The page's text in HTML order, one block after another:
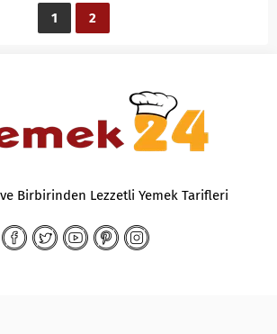
1 2
Birbirinden Lezzetli Yemek Tarifleri